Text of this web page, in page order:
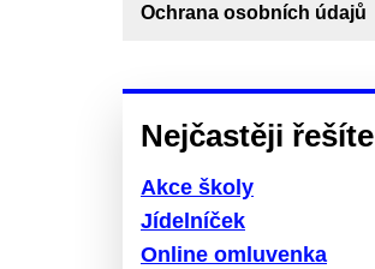
Ochrana osobních údajů
Nejčastěji řešíte
Akce školy
Jídelníček
Online omluvenka